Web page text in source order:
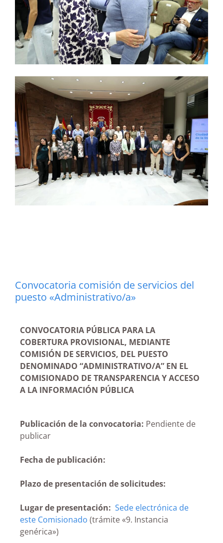
Convocatoria comisión de servicios del
puesto «Administrativo/a»
CONVOCATORIA PÚBLICA PARA LA
COBERTURA PROVISIONAL, MEDIANTE
COMISIÓN DE SERVICIOS, DEL PUESTO
DENOMINADO “ADMINISTRATIVO/A” EN EL
COMISIONADO DE TRANSPARENCIA Y ACCESO
A LA INFORMACIÓN PÚBLICA
Publicación de la convocatoria: Pendiente de
publicar
Fecha de publicación:
Plazo de presentación de solicitudes:
Lugar de presentación: Sede electrónica de
este Comisionado (trámite «9. Instancia
genérica»)